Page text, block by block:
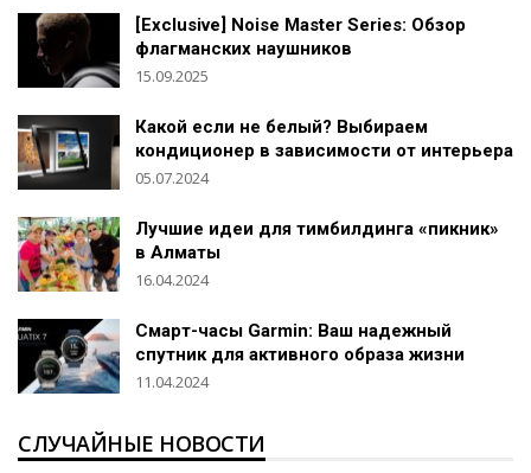
[Exclusive] Noise Master Series: Обзор
флагманских наушников
15.09.2025
Какой если не белый? Выбираем
кондиционер в зависимости от интерьера
05.07.2024
Лучшие идеи для тимбилдинга «пикник»
в Алматы
16.04.2024
Смарт-часы Garmin: Ваш надежный
спутник для активного образа жизни
11.04.2024
СЛУЧАЙНЫЕ НОВОСТИ